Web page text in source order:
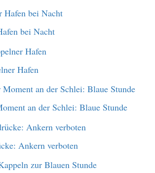
bei Nacht
Hafen
an der Schlei: Blaue Stunde
Ankern verboten